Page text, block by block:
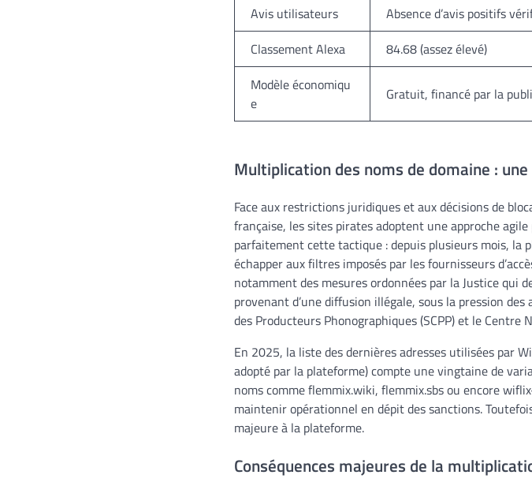
Avis utilisateurs
Absence d’avis positifs
Classement Alexa
84.68 (assez élevé)
Modèle économiqu
e
Gratuit, financé par la
Multiplication des noms de domaine :
Face aux restrictions juridiques et aux décisions de
française, les sites pirates adoptent une approche
parfaitement cette tactique : depuis plusieurs mois, la
échapper aux filtres imposés par les fournisseurs
notamment des mesures ordonnées par la Justice qui
provenant d’une diffusion illégale, sous la pression
des Producteurs Phonographiques (SCPP) et le Centre
En 2025, la liste des dernières adresses utilisées par
adopté par la plateforme) compte une vingtaine de
noms comme flemmix.wiki, flemmix.sbs ou encore
maintenir opérationnel en dépit des sanctions.
majeure à la plateforme.
Conséquences majeures de la